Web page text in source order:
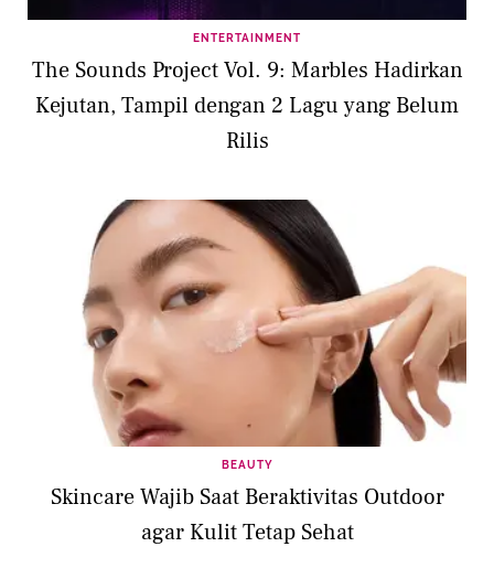
ENTERTAINMENT
The Sounds Project Vol. 9: Marbles Hadirkan
Kejutan, Tampil dengan 2 Lagu yang Belum
Rilis
BEAUTY
Skincare Wajib Saat Beraktivitas Outdoor
agar Kulit Tetap Sehat